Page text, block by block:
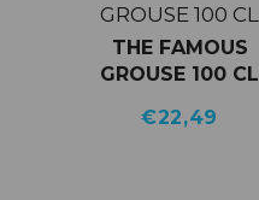
THE FAMOUS
GROUSE 100 CL
€22,49